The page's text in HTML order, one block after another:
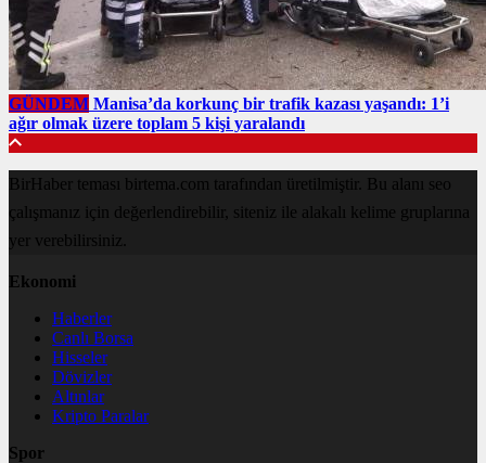
GÜNDEM Manisa’da korkunç bir trafik kazası yaşandı: 1’i
ağır olmak üzere toplam 5 kişi yaralandı
BirHaber teması birtema.com tarafından üretilmiştir. Bu alanı seo
çalışmanız için değerlendirebilir, siteniz ile alakalı kelime gruplarına
yer verebilirsiniz.
Ekonomi
Haberler
Canlı Borsa
Hisseler
Dövizler
Altınlar
Kripto Paralar
Spor